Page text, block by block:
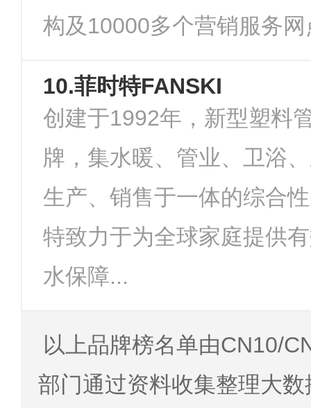
构及10000多个营销服务网
10.菲时特FANSKI
创建于1992年，新型塑料
牌，集水暖、管业、卫浴
生产、销售于一体的综合
特致力于为全球家庭提供
水保障...
以上品牌榜名单由CN10/
部门通过资料收集整理大